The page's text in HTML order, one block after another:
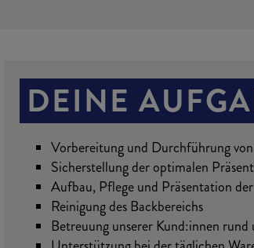
DEINE
Vorbereitung und Durchführung
Sicherstellung der optimalen
Aufbau, Pflege und Präsentation
Reinigung des Backbereichs
Betreuung unserer Kund:innen